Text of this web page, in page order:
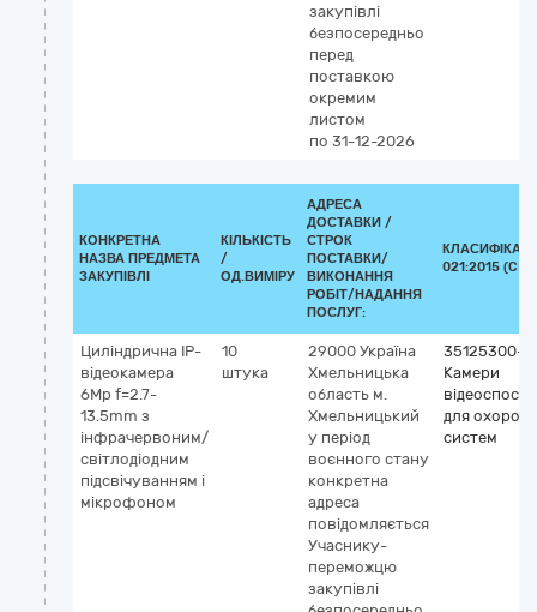
закупівлі
безпосередньо
перед
поставкою
окремим
листом
по 31-12-2026
КОНКРЕТНА
НАЗВА ПРЕДМЕТА
ЗАКУПІВЛІ
КІЛЬКІСТЬ
/
ОД.ВИМІРУ
АДРЕСА
ДОСТАВКИ /
СТРОК
ПОСТАВКИ/
ВИКОНАННЯ
РОБІТ/НАДАННЯ
ПОСЛУГ:
021:2015
Циліндрична IP-
відеокамера
6Mp f=2.7-
13.5mm з
інфрачервоним/
світлодіодним
підсвічуванням і
мікрофоном
10
штука
29000 Україна
Хмельницька
область м.
Хмельницький
у період
воєнного стану
конкретна
адреса
повідомляється
Учаснику-
переможцю
закупівлі
35125300-2
Камери
для
систем